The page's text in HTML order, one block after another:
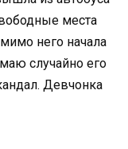
места
него начала
случайно его
Девчонка